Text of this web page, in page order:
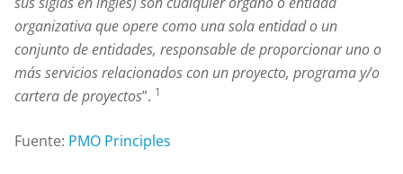
organizativa que opere como una sola entidad o un
conjunto de entidades, responsable de proporcionar uno o
más servicios relacionados con un proyecto, programa y/o
cartera de proyectos”. 1
Fuente: PMO Principles